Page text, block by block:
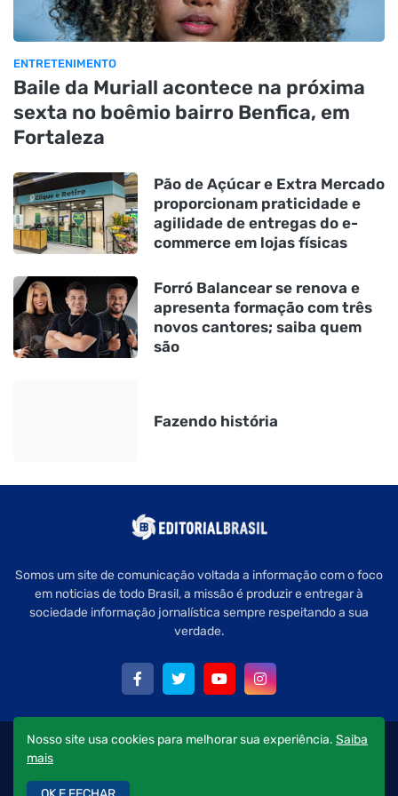
ENTRETENIMENTO
Baile da Muriall acontece na próxima
sexta no boêmio bairro Benfica, em
Fortaleza
Pão de Açúcar e Extra Mercado
proporcionam praticidade e
agilidade de entregas do e-
commerce em lojas físicas
Forró Balancear se renova e
apresenta formação com três
novos cantores; saiba quem
são
Fazendo história
Somos um site de comunicação voltada a informação com o foco
em noticias de todo Brasil, a missão é produzir e entregar à
sociedade informação jornalística sempre respeitando a sua
verdade.
Copyright © 2022 Editorial Brasil - Todos os direitos reservados.
Quem Somos
Nosso site usa cookies para melhorar sua experiência. Saiba
mais